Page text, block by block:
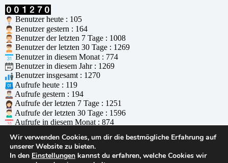
Benutzer heute : 105
Benutzer gestern : 164
Benutzer der letzten 7 Tage : 1008
Benutzer der letzten 30 Tage : 1269
Benutzer in diesem Monat : 774
Benutzer in diesem Jahr : 1269
Benutzer insgesamt : 1270
Aufrufe heute : 119
Aufrufe gestern : 194
Aufrufe der letzten 7 Tage : 1251
Aufrufe der letzten 30 Tage : 1596
Aufrufe in diesem Monat : 874
Aufrufe insgesamt : 1597
Wer ist online : 1
Unterstützt durchWPS Visitor Counter
Wir verwenden Cookies, um dir die bestmögliche Erfahrung auf
unserer Website zu bieten.
In den Einstellungen kannst du erfahren, welche Cookies wir